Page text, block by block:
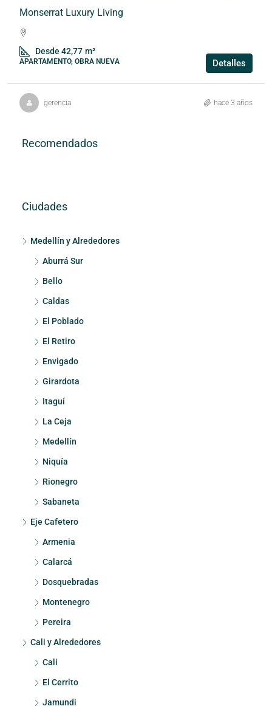
Monserrat Luxury Living
Desde 42,77 m²
APARTAMENTO, OBRA NUEVA Detalles
gerencia hace 3 años
Recomendados
Ciudades
Medellín y Alrededores
Aburrá Sur
Bello
Caldas
El Poblado
El Retiro
Envigado
Girardota
Itaguí
La Ceja
Medellín
Niquía
Rionegro
Sabaneta
Eje Cafetero
Armenia
Calarcá
Dosquebradas
Montenegro
Pereira
Cali y Alrededores
Cali
El Cerrito
Jamundi